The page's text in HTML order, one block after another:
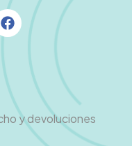
y devoluciones